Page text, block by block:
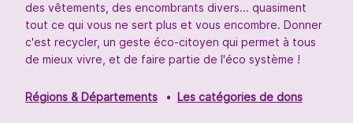
des vêtements, des encombrants divers... quasiment
tout ce qui vous ne sert plus et vous encombre. Donner
c'est recycler, un geste éco-citoyen qui permet à tous
de mieux vivre, et de faire partie de l'éco système !
Régions & Départements Les catégories de dons